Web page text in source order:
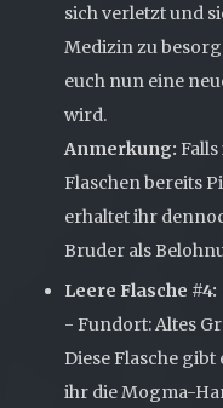
sich verletzt und
Medizin zu
euch nun eine
wird.
Anmerkung:
Flaschen bereits
erhaltet ihr
Bruder als
Leere Flasche #4:
- Fundort: Altes
Diese Flasche
ihr die Mogma-